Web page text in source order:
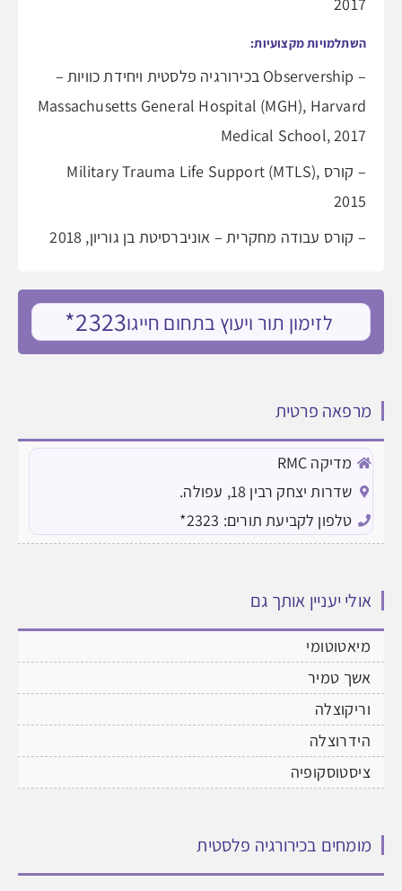
2017
השתלמויות מקצועיות:
– Observership בכירורגיה פלסטית ויחידת כוויות –
Massachusetts General Hospital (MGH), Harvard
Medical School, 2017
– קורס Military Trauma Life Support (MTLS),
2015
– קורס עבודה מחקרית – אוניברסיטת בן גוריון, 2018
לזימון תור ויעוץ בתחום חייגו2323*
מרפאה פרטית
מדיקה RMC
שדרות יצחק רבין 18, עפולה.
טלפון לקביעת תורים: 2323*
אולי יעניין אותך גם
מיאטוטומי
אשך טמיר
וריקוצלה
הידרוצלה
ציסטוסקופיה
מומחים בכירורגיה פלסטית